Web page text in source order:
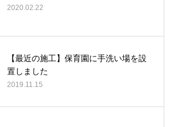
2020.02.22
【最近の施工】保育園に手洗い場を設
置しました
2019.11.15